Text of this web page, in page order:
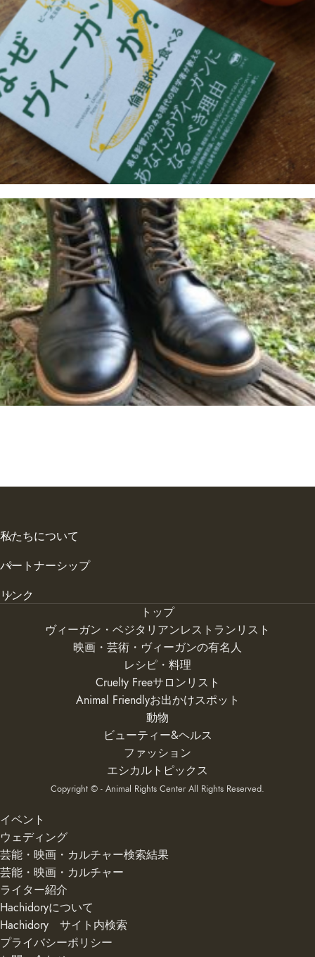
私たちについて
パートナーシップ
リンク
トップ
ヴィーガン・ベジタリアンレストランリスト
映画・芸術・ヴィーガンの有名人
レシピ・料理
Cruelty Freeサロンリスト
Animal Friendlyお出かけスポット
動物
ビューティー&ヘルス
ファッション
エシカルトピックス
Copyright © - Animal Rights Center All Rights Reserved.
イベント
ウェディング
芸能・映画・カルチャー検索結果
芸能・映画・カルチャー
ライター紹介
Hachidoryについて
Hachidory サイト内検索
プライバシーポリシー